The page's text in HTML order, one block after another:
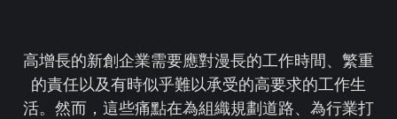
高增長的新創企業需要應對漫長的工作時間、繁重
的責任以及有時似乎難以承受的高要求的工作生
活。然而，這些痛點在為組織規劃道路、為行業打